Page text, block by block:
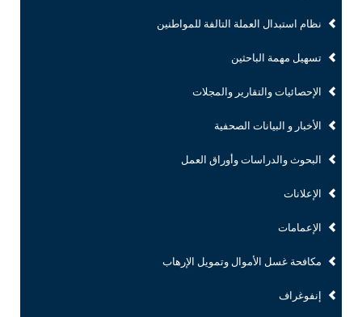
نظام استبدال العملة التالفة للمواطنين
تسهيل مهمة الباحثين
الإحصائيات والتقارير والمجلات
الأخبار و البيانات الصحفية
البحوث والدراسات وأوراق العمل
الإعلانات
الإعمامات
مكافحة غسل الأموال وتمويل الإرهاب
إنفوغراف